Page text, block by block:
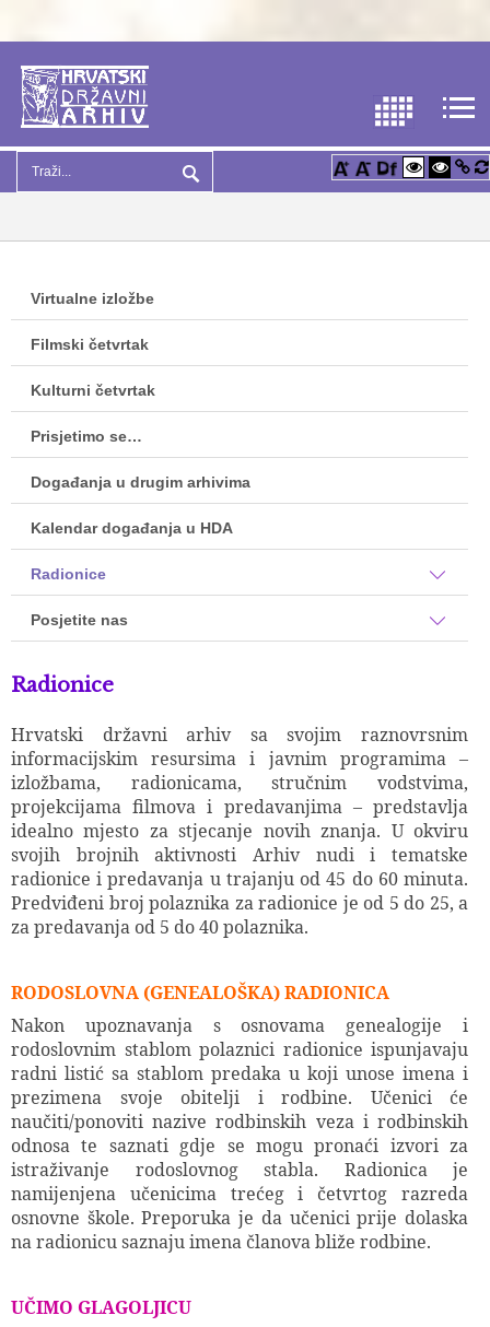
Virtualne izložbe
Filmski četvrtak
Kulturni četvrtak
Prisjetimo se…
Događanja u drugim arhivima
Kalendar događanja u HDA
Radionice
Posjetite nas
Radionice
Hrvatski državni arhiv sa svojim raznovrsnim
informacijskim resursima i javnim programima –
izložbama, radionicama, stručnim vodstvima,
projekcijama filmova i predavanjima – predstavlja
idealno mjesto za stjecanje novih znanja. U okviru
svojih brojnih aktivnosti Arhiv nudi i tematske
radionice i predavanja u trajanju od 45 do 60 minuta.
Predviđeni broj polaznika za radionice je od 5 do 25, a
za predavanja od 5 do 40 polaznika.
RODOSLOVNA (GENEALOŠKA) RADIONICA
Nakon upoznavanja s osnovama genealogije i
rodoslovnim stablom polaznici radionice ispunjavaju
radni listić sa stablom predaka u koji unose imena i
prezimena svoje obitelji i rodbine. Učenici će
naučiti/ponoviti nazive rodbinskih veza i rodbinskih
odnosa te saznati gdje se mogu pronaći izvori za
istraživanje rodoslovnog stabla. Radionica je
namijenjena učenicima trećeg i četvrtog razreda
osnovne škole. Preporuka je da učenici prije dolaska
na radionicu saznaju imena članova bliže rodbine.
UČIMO GLAGOLJICU